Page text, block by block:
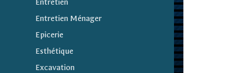
Entretien
Entretien Ménager
Epicerie
Esthétique
Excavation